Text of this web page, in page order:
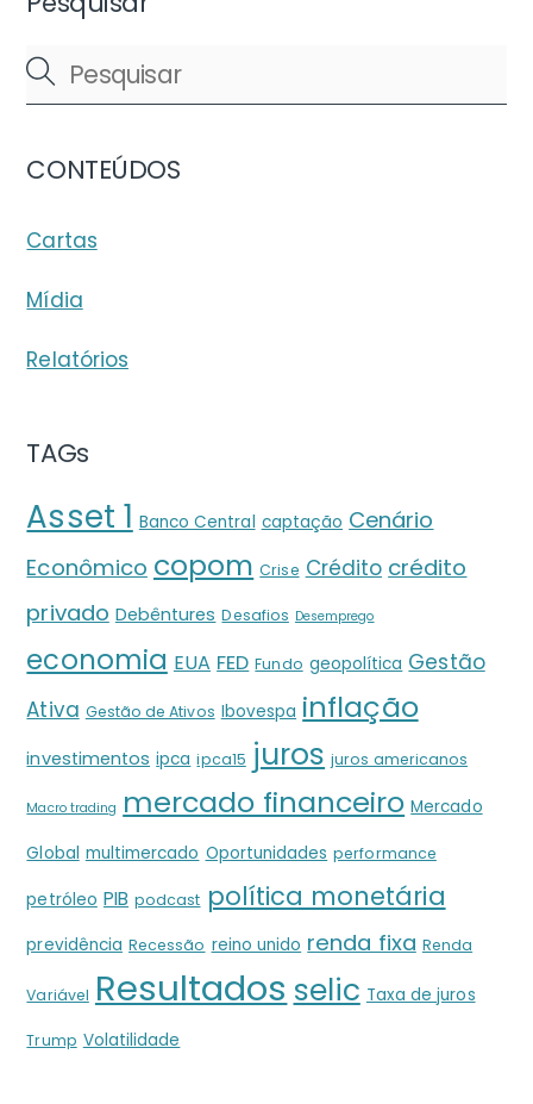
CONTEÚDOS
Cartas
Mídia
Relatórios
TAGs
Asset 1 Banco Central captação Cenário
Econômico copom Crise Crédito crédito
privado Debêntures Desafios Desemprego
economia EUA FED Fundo geopolítica Gestão
Ativa Gestão de Ativos Ibovespa inflação
investimentos ipca ipca15 juros juros americanos
Macro trading mercado financeiro Mercado
Global multimercado Oportunidades performance
petróleo PIB podcast política monetária
previdência Recessão reino unido renda fixa Renda
Variável Resultados selic Taxa de juros
Trump Volatilidade